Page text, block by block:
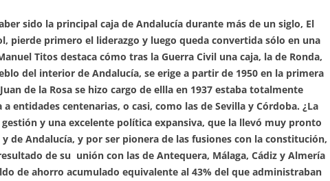
sido la principal caja de Andalucía durante más de un siglo, El
pierde primero el liderazgo y luego queda convertida sólo en una
Titos destaca cómo tras la Guerra Civil una caja, la de Ronda,
del interior de Andalucía, se erige a partir de 1950 en la primera
de la Rosa se hizo cargo de ellla en 1937 estaba totalmente
entidades centenarias, o casi, como las de Sevilla y Córdoba. ¿La
gestión y una excelente política expansiva, que la llevó muy pronto
de Andalucía, y por ser pionera de las fusiones con la constitución,
de su unión con las de Antequera, Málaga, Cádiz y Almería
de ahorro acumulado equivalente al 43% del que administraban